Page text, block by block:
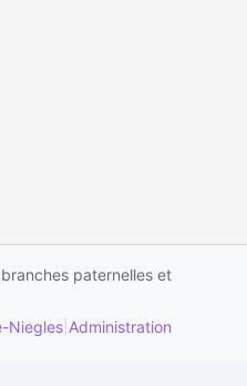
paternelles et
Niegles Administration